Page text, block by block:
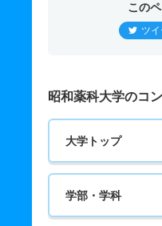
この
ツイ
昭和薬科大学のコ
大学トップ
学部・学科